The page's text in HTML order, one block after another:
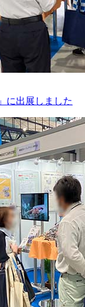
に出展しました